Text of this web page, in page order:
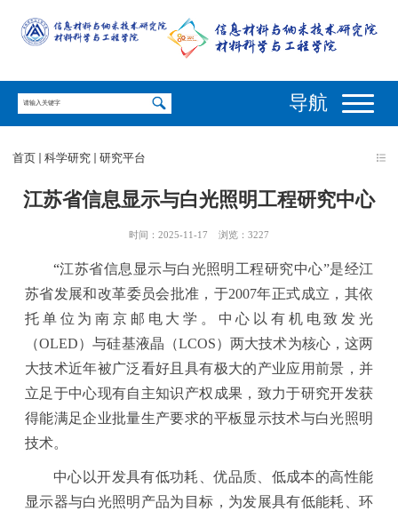
导航
首页 科学研究 研究平台
江苏省信息显示与白光照明工程研究中心
时间：2025-11-17 浏览： 3227
“江苏省信息显示与白光照明工程研究中心”是经江
苏省发展和改革委员会批准，于2007年正式成立，其依
托单位为南京邮电大学。中心以有机电致发光
（OLED）与硅基液晶（LCOS）两大技术为核心，这两
大技术近年被广泛看好且具有极大的产业应用前景，并
立足于中心现有自主知识产权成果，致力于研究开发获
得能满足企业批量生产要求的平板显示技术与白光照明
技术。
中心以开发具有低功耗、优品质、低成本的高性能
显示器与白光照明产品为目标，为发展具有低能耗、环